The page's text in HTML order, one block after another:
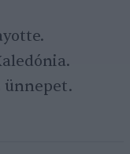
ünnepet.